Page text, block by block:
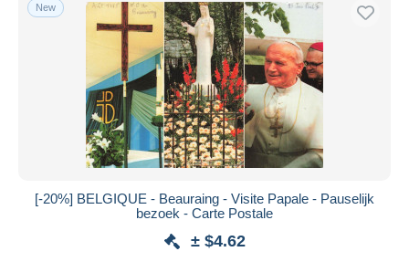
New
[-20%] BELGIQUE - Beauraing - Visite Papale - Pauselijk
bezoek - Carte Postale
± $4.62